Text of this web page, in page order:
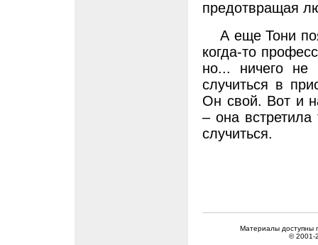
предотвращая
А еще Тони
когда-то
но... ничего
случиться в
Он свой. Вот и
– она
случиться.